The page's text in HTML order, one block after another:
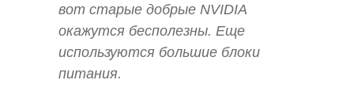
вот старые добрые NVIDIA
окажутся бесполезны. Еще
используются большие блоки
питания.